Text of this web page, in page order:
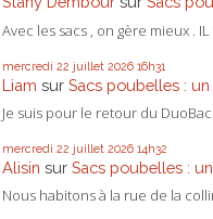
Avec les sacs , on gère mieux .
mercredi 22 juillet 2026 16h31
Liam sur Sacs poubelles : un
Je suis pour le retour du DuoBac
mercredi 22 juillet 2026 14h32
Alisin sur Sacs poubelles :
Nous habitons à la rue de la